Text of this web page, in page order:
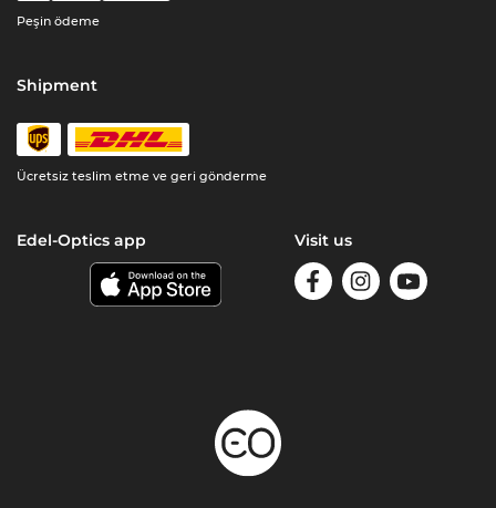
Peşin ödeme
Shipment
Ücretsiz teslim etme ve geri gönderme
Edel-Optics app Visit us